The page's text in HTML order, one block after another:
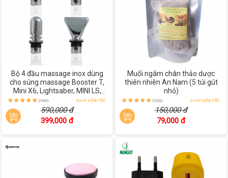
Bộ 4 đầu massage inox dùng
cho súng massage Booster T,
Mini X6, Lightsaber, MINI LS,
PRO3, M2-A, M2-B, M2-C, M2-E
(100) SHIP HỎA TỐC
590,000 đ
399,000 đ
Muối ngâm chân thảo dược
thiên nhiên An Nam (5 túi gút
nhỏ)
(100) SHIP HỎA TỐC
150,000 đ
79,000 đ